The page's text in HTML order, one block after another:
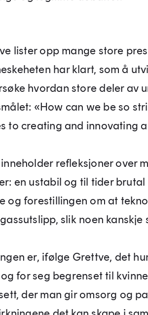
lister opp mange store
har klart, som å
hvordan store deler av
«How can we be so
to creating and innovating
refleksjoner over
en ustabil og til tider
og forestillingen om at
slik noen kanskje
er, ifølge Grettve, det
for seg begrenset til
der man gir omsorg og